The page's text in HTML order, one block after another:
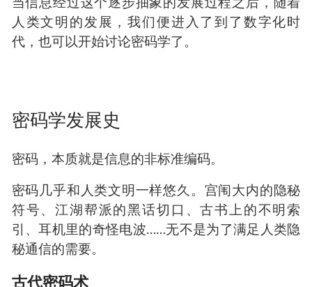
在 Unicode 码中汉字「山」使用十六进制数
「0x5c71」表示。
（信息逐步抽象过程）
当信息经过这个逐步抽象的发展过程之后，随着
代，也可以开始讨论密码学了。
密码学发展史